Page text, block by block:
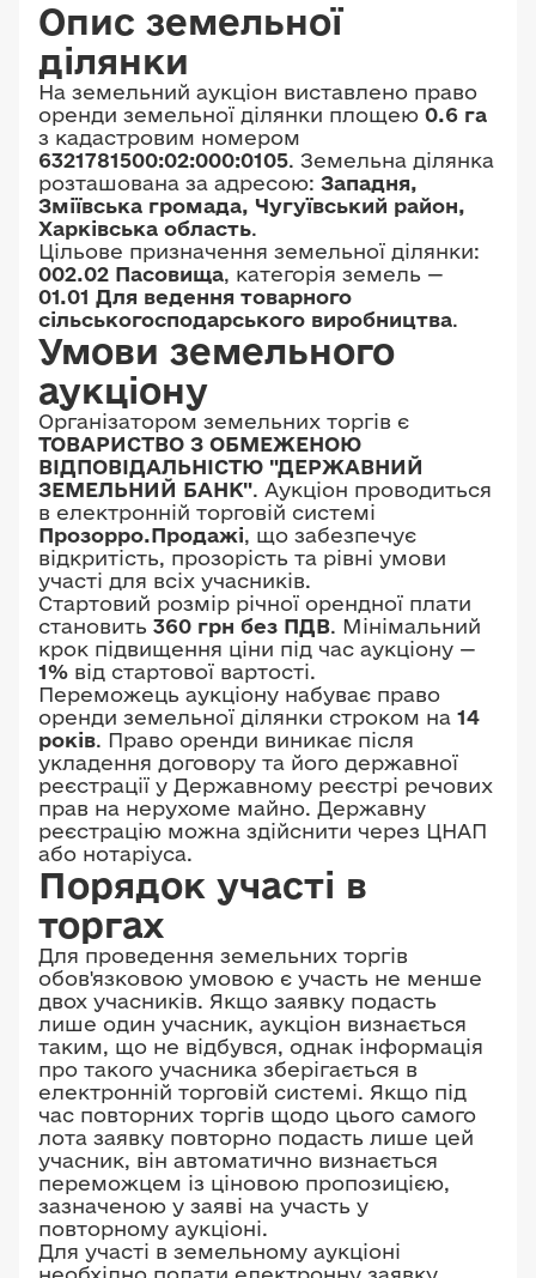
Опис земельної
ділянки
На земельний аукціон виставлено право
оренди земельної ділянки площею 0.6 га
з кадастровим номером
6321781500:02:000:0105. Земельна ділянка
розташована за адресою: Западня,
Зміївська громада, Чугуївський район,
Харківська область.
Цільове призначення земельної ділянки:
002.02 Пасовища, категорія земель —
01.01 Для ведення товарного
сільськогосподарського виробництва.
Умови земельного
аукціону
Організатором земельних торгів є
ТОВАРИСТВО З ОБМЕЖЕНОЮ
ВІДПОВІДАЛЬНІСТЮ "ДЕРЖАВНИЙ
ЗЕМЕЛЬНИЙ БАНК". Аукціон проводиться
в електронній торговій системі
Прозорро.Продажі, що забезпечує
відкритість, прозорість та рівні умови
участі для всіх учасників.
Стартовий розмір річної орендної плати
становить 360 грн без ПДВ. Мінімальний
крок підвищення ціни під час аукціону —
1% від стартової вартості.
Переможець аукціону набуває право
оренди земельної ділянки строком на 14
років. Право оренди виникає після
укладення договору та його державної
реєстрації у Державному реєстрі речових
прав на нерухоме майно. Державну
реєстрацію можна здійснити через ЦНАП
або нотаріуса.
Порядок участі в
торгах
Для проведення земельних торгів
обов'язковою умовою є участь не менше
двох учасників. Якщо заявку подасть
лише один учасник, аукціон визнається
таким, що не відбувся, однак інформація
про такого учасника зберігається в
електронній торговій системі. Якщо під
час повторних торгів щодо цього самого
лота заявку повторно подасть лише цей
учасник, він автоматично визнається
переможцем із ціновою пропозицією,
зазначеною у заяві на участь у
повторному аукціоні.
Для участі в земельному аукціоні